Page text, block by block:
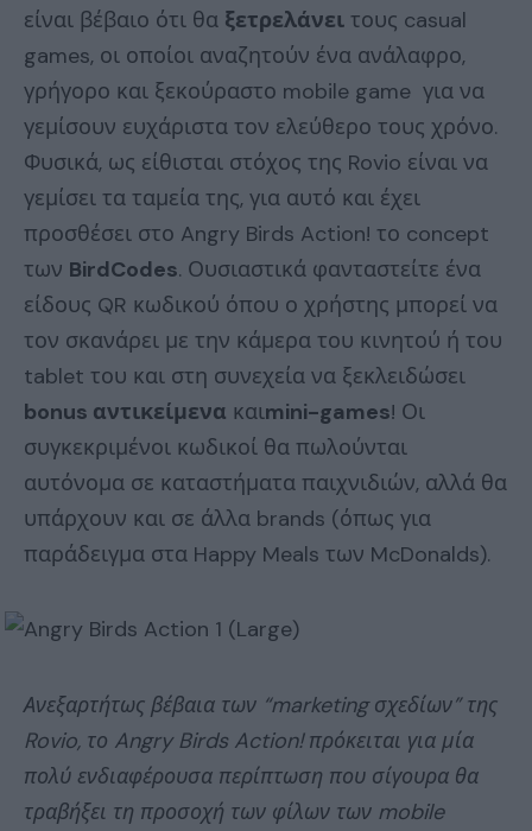
είναι βέβαιο ότι θα ξετρελάνει τους casual
games, οι οποίοι αναζητούν ένα ανάλαφρο,
γρήγορο και ξεκούραστο mobile game για να
γεμίσουν ευχάριστα τον ελεύθερο τους χρόνο.
Φυσικά, ως είθισται στόχος της Rovio είναι να
γεμίσει τα ταμεία της, για αυτό και έχει
προσθέσει στο Angry Birds Action! το concept
των BirdCodes. Ουσιαστικά φανταστείτε ένα
είδους QR κωδικού όπου ο χρήστης μπορεί να
τον σκανάρει με την κάμερα του κινητού ή του
tablet του και στη συνεχεία να ξεκλειδώσει
bonus αντικείμενα καιmini-games! Οι
συγκεκριμένοι κωδικοί θα πωλούνται
αυτόνομα σε καταστήματα παιχνιδιών, αλλά θα
υπάρχουν και σε άλλα brands (όπως για
παράδειγμα στα Happy Meals των McDonalds).
Ανεξαρτήτως βέβαια των “marketing σχεδίων” της
Rovio, το Angry Birds Action! πρόκειται για μία
πολύ ενδιαφέρουσα περίπτωση που σίγουρα θα
τραβήξει τη προσοχή των φίλων των mobile